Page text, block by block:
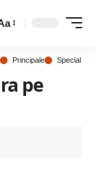
Principale Special
pe